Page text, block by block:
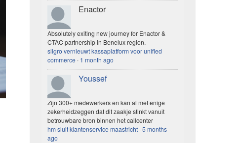
Enactor
Absolutely exiting new journey for Enactor &
CTAC partnership in Benelux region.
sligro vernieuwt kassaplatform voor unified
commerce · 1 month ago
Youssef
Zijn 300+ medewerkers en kan al met enige
zekerheidzeggen dat dit zaakje stinkt vanuit
betrouwbare bron binnen het callcenter
hm sluit klantenservice maastricht ·5 months
ago